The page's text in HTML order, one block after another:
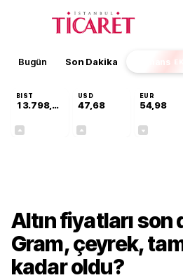
Bugün Son Dakika Finans
BIST
13.798,82
USD
47,68
EUR
54,98
Altın fiyatları son
Gram, çeyrek,
kadar oldu?